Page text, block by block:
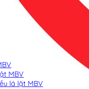
MBV
lá lật MBV